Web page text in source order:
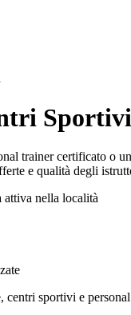
trainer certificato o
e qualità degli
attiva nella località
centri sportivi e